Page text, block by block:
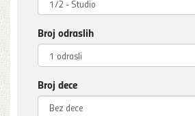
Broj odraslih
Broj dece